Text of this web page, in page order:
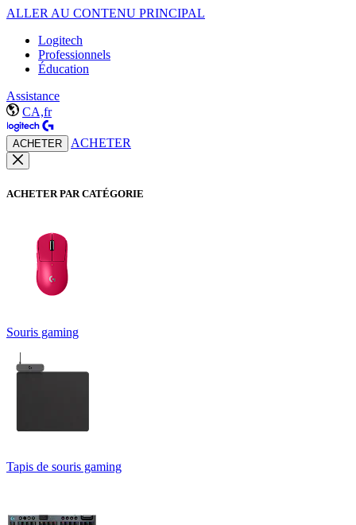
ALLER AU CONTENU PRINCIPAL
Logitech
Professionnels
Éducation
Assistance
CA,fr
ACHETER ACHETER
ACHETER PAR CATÉGORIE
Souris gaming
Tapis de souris gaming